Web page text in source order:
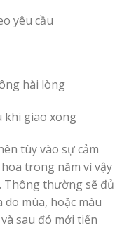
yêu cầu
hài lòng
khi giao xong
tùy vào sự cảm
trong năm vì vậy
Thông thường sẽ đủ
mùa, hoặc màu
sau đó mới tiến